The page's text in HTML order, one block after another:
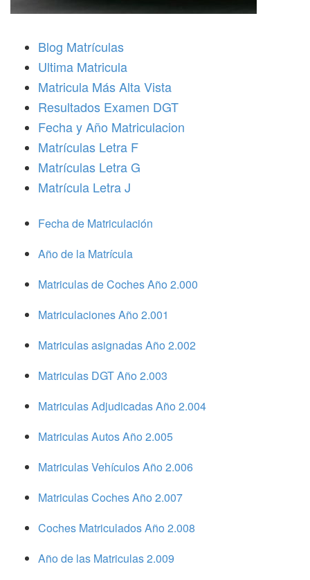
Blog Matrículas
Ultima Matricula
Matricula Más Alta Vista
Resultados Examen DGT
Fecha y Año Matriculacion
Matrículas Letra F
Matrículas Letra G
Matrícula Letra J
Fecha de Matriculación
Año de la Matrícula
Matriculas de Coches Año 2.000
Matriculaciones Año 2.001
Matriculas asignadas Año 2.002
Matriculas DGT Año 2.003
Matriculas Adjudicadas Año 2.004
Matriculas Autos Año 2.005
Matriculas Vehículos Año 2.006
Matriculas Coches Año 2.007
Coches Matriculados Año 2.008
Año de las Matriculas 2.009